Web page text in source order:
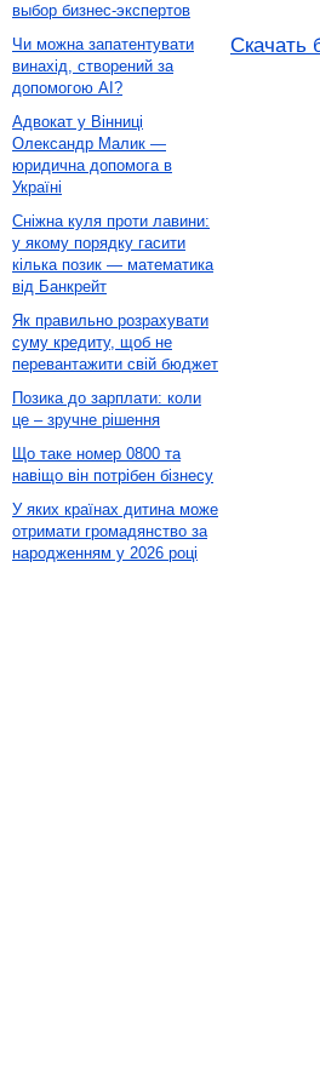
Скачать
выбор бизнес-экспертов
Чи можна запатентувати
винахід, створений за
допомогою AI?
Адвокат у Вінниці
Олександр Малик —
юридична допомога в
Україні
Сніжна куля проти лавини:
у якому порядку гасити
кілька позик — математика
від Банкрейт
Як правильно розрахувати
суму кредиту, щоб не
перевантажити свій бюджет
Позика до зарплати: коли
це – зручне рішення
Що таке номер 0800 та
навіщо він потрібен бізнесу
У яких країнах дитина може
отримати громадянство за
народженням у 2026 році